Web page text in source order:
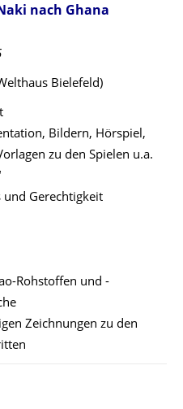
nach Ghana
Bielefeld)
Bildern, Hörspiel,
zu den Spielen u.a.
Gerechtigkeit
Rohstoffen und -
Zeichnungen zu den